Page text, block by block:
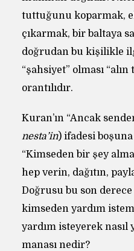
tuttuğunu koparmak,
çıkarmak, bir baltaya
doğrudan bu kişilikle
“şahsiyet” olması
orantılıdır.
Kuran’ın “Ancak
nesta’in) ifadesi
“Kimseden bir şey
hep verin, dağıtın,
Doğrusu bu son
kimseden yardım
yardım isteyerek
manası nedir?